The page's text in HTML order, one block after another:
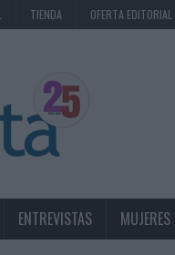
TIENDA OFERTA EDITORIAL
ENTREVISTAS MUJERES